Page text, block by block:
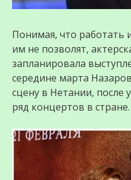
Понимая, что работать
им не позволят,
запланировала
середине марта
сцену в Нетании, после
ряд концертов в стране.